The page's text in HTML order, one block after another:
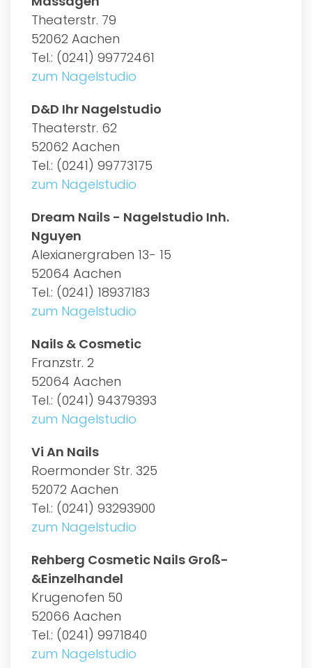
Theaterstr. 79
52062 Aachen
Tel.: (0241) 99772461
zum Nagelstudio
D&D Ihr Nagelstudio
Theaterstr. 62
52062 Aachen
Tel.: (0241) 99773175
zum Nagelstudio
Dream Nails - Nagelstudio Inh.
Nguyen
Alexianergraben 13- 15
52064 Aachen
Tel.: (0241) 18937183
zum Nagelstudio
Nails & Cosmetic
Franzstr. 2
52064 Aachen
Tel.: (0241) 94379393
zum Nagelstudio
Vi An Nails
Roermonder Str. 325
52072 Aachen
Tel.: (0241) 93293900
zum Nagelstudio
Rehberg Cosmetic Nails Groß-
&Einzelhandel
Krugenofen 50
52066 Aachen
Tel.: (0241) 9971840
zum Nagelstudio